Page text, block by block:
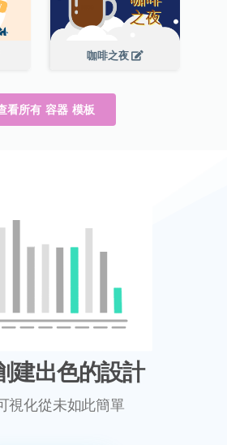
咖啡之夜
看所有 容器 模板
建出色的設計
視化從未如此簡單